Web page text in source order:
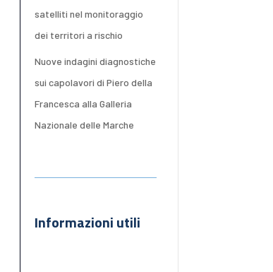
satelliti nel monitoraggio
dei territori a rischio
Nuove indagini diagnostiche
sui capolavori di Piero della
Francesca alla Galleria
Nazionale delle Marche
Informazioni utili